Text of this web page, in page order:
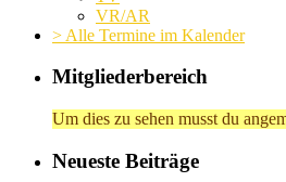
VR/AR
> Alle Termine im Kalender
Mitgliederbereich
Um dies zu sehen musst du
Neueste Beiträge